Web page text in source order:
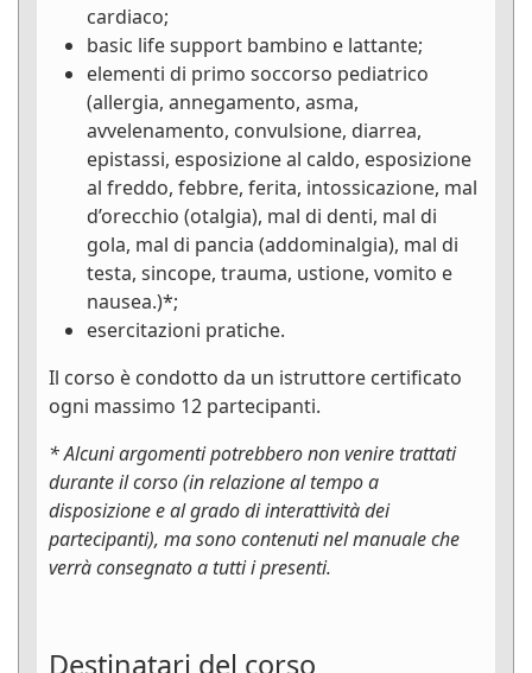
cardiaco;
basic life support bambino e lattante;
elementi di primo soccorso pediatrico
(allergia, annegamento, asma,
avvelenamento, convulsione, diarrea,
epistassi, esposizione al caldo, esposizione
al freddo, febbre, ferita, intossicazione, mal
d’orecchio (otalgia), mal di denti, mal di
gola, mal di pancia (addominalgia), mal di
testa, sincope, trauma, ustione, vomito e
nausea.)*;
esercitazioni pratiche.
Il corso è condotto da un istruttore certificato
ogni massimo 12 partecipanti.
* Alcuni argomenti potrebbero non venire trattati
durante il corso (in relazione al tempo a
disposizione e al grado di interattività dei
partecipanti), ma sono contenuti nel manuale che
verrà consegnato a tutti i presenti.
Destinatari del corso